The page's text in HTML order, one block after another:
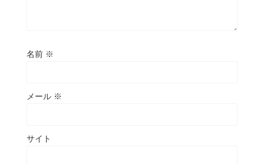
名前 ※
メール ※
サイト